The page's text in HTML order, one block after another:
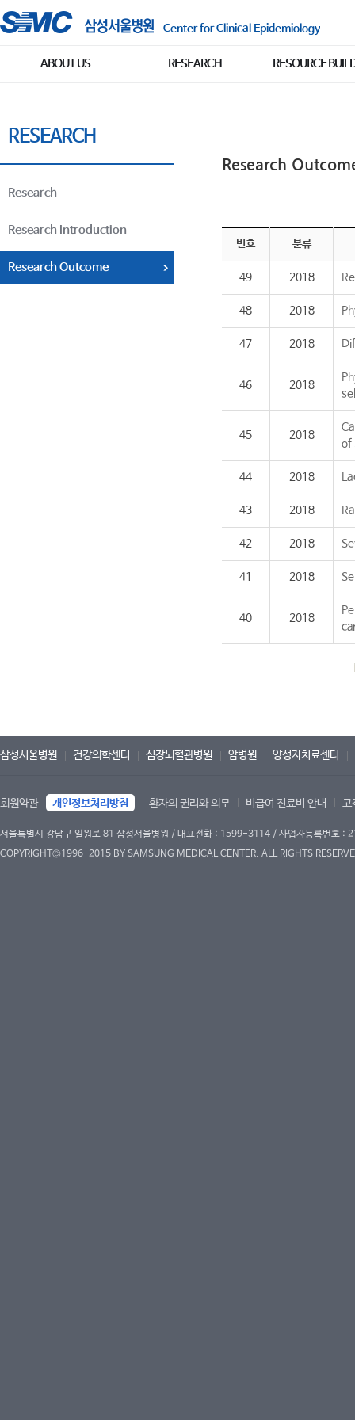
Center for Clinical Epidemiology
ABOUT US RESEARCH RESOURCE
RESEARCH
Research
Research Introduction
Research Outcome
Research
번호 분류
49 2018
48 2018
47 2018
46 2018
45 2018
of
44 2018
43 2018
42 2018
41 2018
40 2018
삼성서울병원 건강의학센터 심장뇌혈관병원 암병원 양성자치료센터
회원약관 개인정보처리방침 환자의 권리와 의무 비급여 진료비 안내 고
서울특별시 강남구 일원로 81 삼성서울병원 / 대표전화 : 1599-3114 / 사업자등록번호
COPYRIGHT©1996-2015 BY SAMSUNG MEDICAL CENTER. ALL RIGHTS